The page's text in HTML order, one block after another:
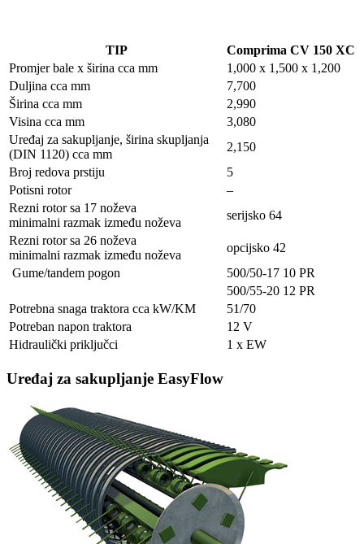
TIP
Comprima CV 150 XC
Promjer bale x širina cca mm
1,000 x 1,500 x 1,200
Duljina cca mm
7,700
Širina cca mm
2,990
Visina cca mm
3,080
Uređaj za sakupljanje, širina skupljanja
(DIN 1120) cca mm
2,150
Broj redova prstiju
5
Potisni rotor
–
Rezni rotor sa 17 noževa
minimalni razmak između noževa
serijsko 64
Rezni rotor sa 26 noževa
minimalni razmak između noževa
opcijsko 42
Gume/tandem pogon
500/50-17 10 PR
500/55-20 12 PR
Potrebna snaga traktora cca kW/KM
51/70
Potreban napon traktora
12 V
Hidraulički priključci
1 x EW
Uređaj za sakupljanje EasyFlow